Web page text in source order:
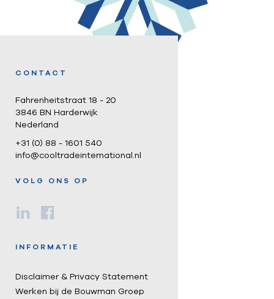
CONTACT
Fahrenheitstraat 18 - 20
3846 BN Harderwijk
Nederland
+31 (0) 88 - 1601 540
info@cooltradeinternational.nl
VOLG ONS OP
INFORMATIE
Disclaimer & Privacy Statement
Werken bij de Bouwman Groep